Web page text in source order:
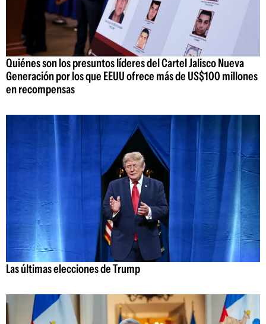
Quiénes son los presuntos líderes del Cartel Jalisco Nueva
Generación por los que EEUU ofrece más de US$100 millones
en recompensas
Las últimas elecciones de Trump